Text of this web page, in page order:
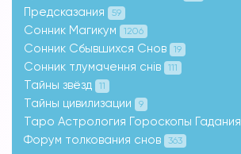
Предсказания 59
Сонник Магикум 1206
Сонник Сбывшихся Снов 19
Сонник тлумачення снів 111
Тайны звёзд 11
Тайны цивилизации 9
Таро Астрология Гороскопы Гадания
Форум толкования снов 363